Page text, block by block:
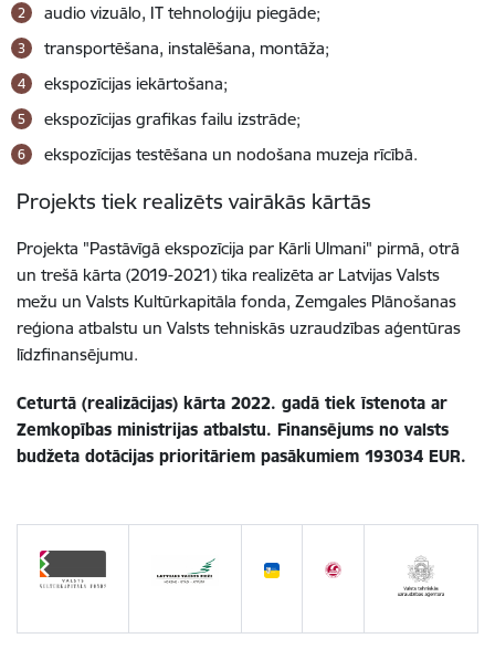
audio vizuālo, IT tehnoloģiju piegāde;
transportēšana, instalēšana, montāža;
ekspozīcijas iekārtošana;
ekspozīcijas grafikas failu izstrāde;
ekspozīcijas testēšana un nodošana muzeja rīcībā.
Projekts tiek realizēts vairākās kārtās
Projekta "Pastāvīgā ekspozīcija par Kārli Ulmani" pirmā, otrā
un trešā kārta (2019-2021) tika realizēta ar Latvijas Valsts
mežu un Valsts Kultūrkapitāla fonda, Zemgales Plānošanas
reģiona atbalstu un Valsts tehniskās uzraudzības aģentūras
līdzfinansējumu.
Ceturtā (realizācijas) kārta 2022. gadā tiek īstenota ar
Zemkopības ministrijas atbalstu. Finansējums no valsts
budžeta dotācijas prioritāriem pasākumiem 193034 EUR.